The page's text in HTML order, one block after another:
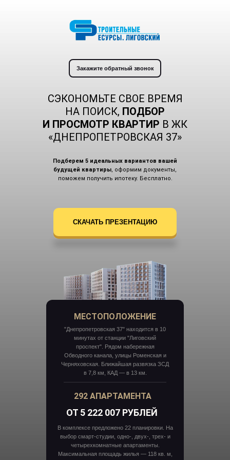
СЭКОНОМЬТЕ СВОЕ ВРЕМЯ
НА ПОИСК, ПОДБОР
И ПРОСМОТР КВАРТИР В ЖК
«ДНЕПРОПЕТРОВСКАЯ 37»
Подберем 5 идеальных вариантов вашей
будущей квартиры, оформим документы,
поможем получить ипотеку. Бесплатно.
СКАЧАТЬ ПРЕЗЕНТАЦИЮ
МЕСТОПОЛОЖЕНИЕ
"Днепропетровская 37" находится в 10
минутах от станции "Лиговский
проспект". Рядом набережная
Обводного канала, улицы Роменская и
Черняховская. Ближайшая развязка ЗСД
в 7,8 км, КАД — в 13 км.
292 АПАРТАМЕНТА
ОТ 5 222 007 РУБЛЕЙ
В комплексе предложено 22 планировки. На
выбор смарт-студии, одно-, двух-, трех- и
четырехкомнатные апартаменты.
Максимальная площадь жилья — 118 кв. м,
Закажите обратный звонок